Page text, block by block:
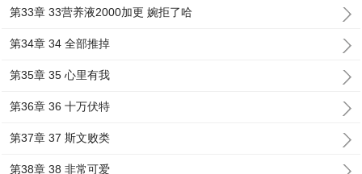
第33章 33营养液2000加更 婉拒了哈
第34章 34 全部推掉
第35章 35 心里有我
第36章 36 十万伏特
第37章 37 斯文败类
第38章 38 非常可爱